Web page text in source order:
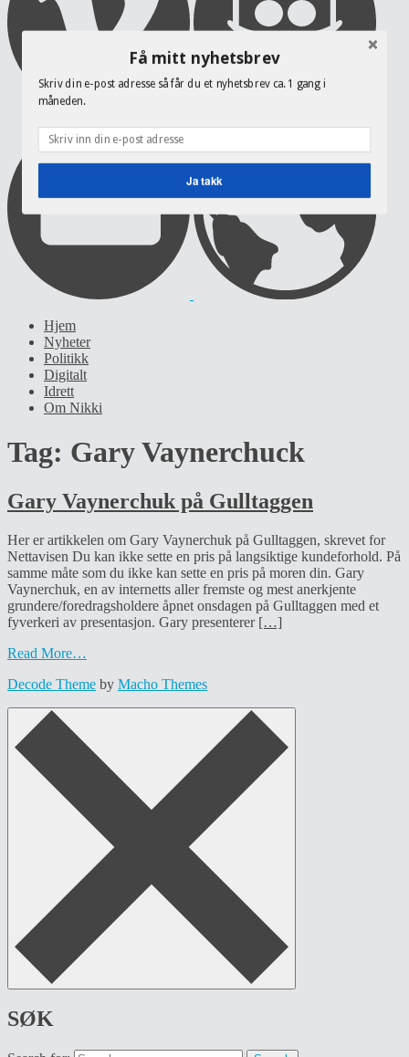
Hjem
Nyheter
Politikk
Digitalt
Idrett
Om Nikki
Tag: Gary Vaynerchuck
Gary Vaynerchuk på Gulltaggen
Her er artikkelen om Gary Vaynerchuk på Gulltaggen, skrevet for
Nettavisen Du kan ikke sette en pris på langsiktige kundeforhold. På
samme måte som du ikke kan sette en pris på moren din. Gary
Vaynerchuk, en av internetts aller fremste og mest anerkjente
grundere/foredragsholdere åpnet onsdagen på Gulltaggen med et
fyverkeri av presentasjon. Gary presenterer […]
Read More…
Decode Theme by Macho Themes
SØK
Få mitt nyhetsbrev
Skriv din e-post adresse så får du et nyhetsbrev ca. 1 gang i
måneden.
Ja takk